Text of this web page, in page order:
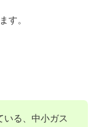
す。
る、中小ガス